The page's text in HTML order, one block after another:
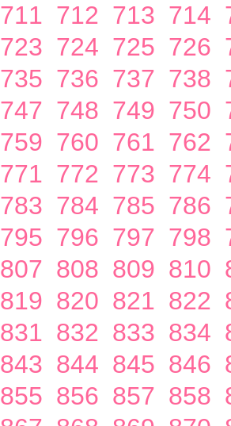
711 712 713 714
723 724 725 726
735 736 737 738
747 748 749 750
759 760 761 762
771 772 773 774
783 784 785 786
795 796 797 798
807 808 809 810
819 820 821 822
831 832 833 834
843 844 845 846
855 856 857 858